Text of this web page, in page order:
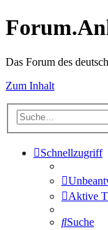
Das Forum des
Zum Inhalt
Schnellzugriff
Aktive
Suche